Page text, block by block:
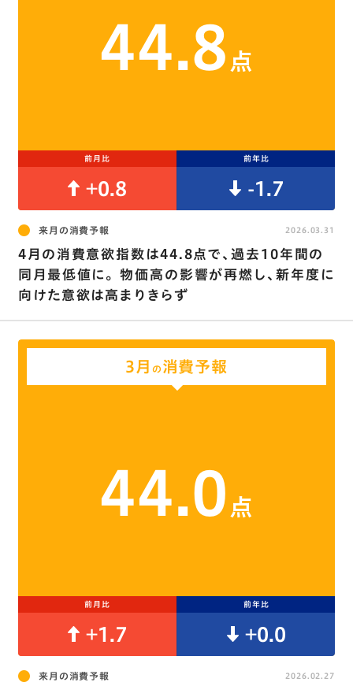
44.8 点
前月比 前年比
+0.8 -1.7
来月の消費予報
4月の消費意欲指数は44.8点で､過去10年間の
同月最低値に｡ 物価高の影響が再燃し､新年度に
向けた意欲は高まりきらず
2026.03.31
3月 の消費予報
44.0 点
前月比 前年比
+1.7 +0.0
来月の消費予報 2026.02.27